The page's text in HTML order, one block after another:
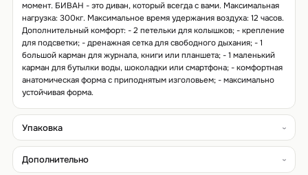
момент. БИВАН - это диван, который всегда с вами. Максимальная
нагрузка: 300кг. Максимальное время удержания воздуха: 12 часов.
Дополнительный комфорт: - 2 петельки для колышков; - крепление
для подсветки; - дренажная сетка для свободного дыхания; - 1
большой карман для журнала, книги или планшета; - 1 маленький
карман для бутылки воды, шоколадки или смартфона; - комфортная
анатомическая форма с приподнятым изголовьем; - максимально
устойчивая форма.
Упаковка
Дополнительно